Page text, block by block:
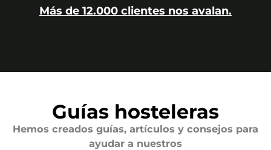
Más de 12.000 clientes nos avalan.
Guías hosteleras
Hemos creados guías, artículos y consejos para
ayudar a nuestros